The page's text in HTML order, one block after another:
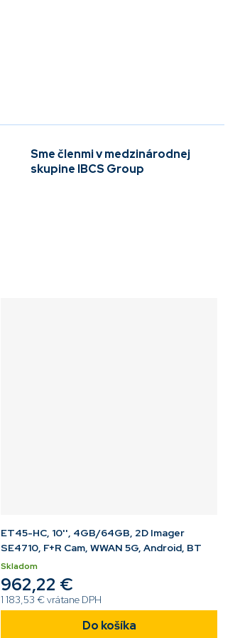
Sme členmi v medzinárodnej
skupine IBCS Group
ET45-HC, 10'', 4GB/64GB, 2D Imager
SE4710, F+R Cam, WWAN 5G, Android, BT
Skladom
1 183,53 € vrátane DPH
962,22 €
Do košíka